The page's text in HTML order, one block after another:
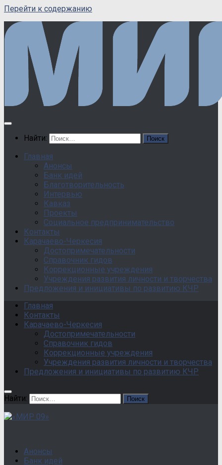
Перейти к содержанию
Найти:
Главная
Анонсы
Банк идей
Благотворительность
Интервью
Кавказ
Проекты
Социальное предпринимательство
Контакты
Карачаево-Черкесия
Достопримечательности
Справочник гидов
Коррекционные учреждения
Учреждения развития личности и творчества
Предложения и инициативы по развитию КЧР
Главная
Контакты
Карачаево-Черкесия
Достопримечательности
Справочник гидов
Коррекционные учреждения
Учреждения развития личности и творчества
Предложения и инициативы по развитию КЧР
Найти:
Анонсы
Банк идей